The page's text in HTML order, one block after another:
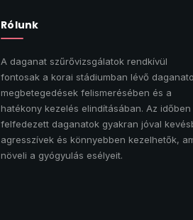
Rólunk
A daganat szűrővizsgálatok rendkívül
fontosak a korai stádiumban lévő
megbetegedések felismerésében és a
hatékony kezelés elindításában. Az időben
felfedezett daganatok gyakran jóval
agresszívek és könnyebben kezelhetők,
növeli a gyógyulás esélyeit.